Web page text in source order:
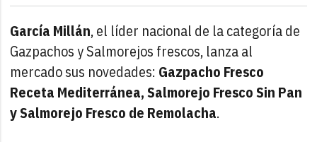
García Millán, el líder nacional de la categoría de
Gazpachos y Salmorejos frescos, lanza al
mercado sus novedades: Gazpacho Fresco
Receta Mediterránea, Salmorejo Fresco Sin Pan
y Salmorejo Fresco de Remolacha.